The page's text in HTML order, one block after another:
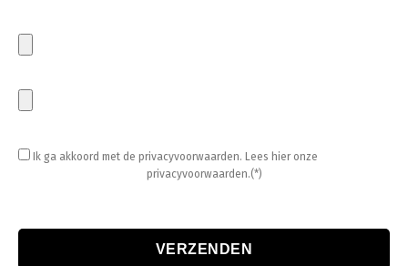
Ik ga akkoord met de privacyvoorwaarden. Lees hier onze
privacyvoorwaarden.(*)